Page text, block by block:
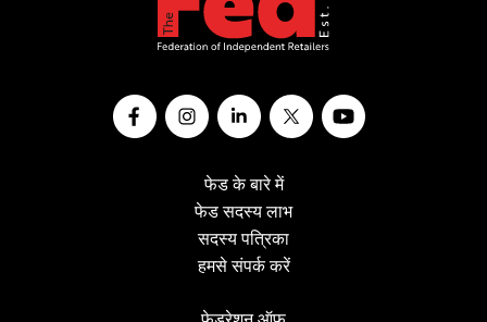
फेड के बारे में
फेड सदस्य लाभ
सदस्य पत्रिका
हमसे संपर्क करें